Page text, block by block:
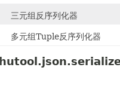
三元组反序列化器
多元组Tuple反序列化器